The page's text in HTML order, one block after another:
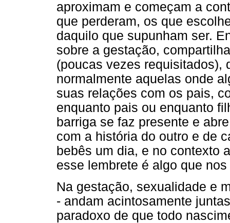
aproximam e começam a
que perderam, os que
daquilo que supunham ser.
sobre a gestação,
(poucas vezes requisitados),
normalmente aquelas onde
suas relações com os pais,
enquanto pais ou enquanto
barriga se faz presente e
com a história do outro e de
bebês um dia, e no contexto
esse lembrete é algo que
Na gestação, sexualidade e
- andam acintosamente
paradoxo de que todo